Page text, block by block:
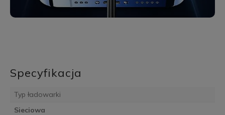
Specyfikacja
Typ ładowarki
Sieciowa